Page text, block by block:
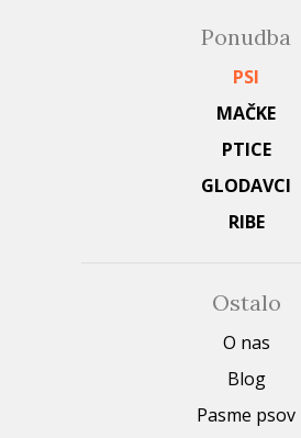
Ponudba
PSI
MAČKE
PTICE
GLODAVCI
RIBE
Ostalo
O nas
Blog
Pasme psov